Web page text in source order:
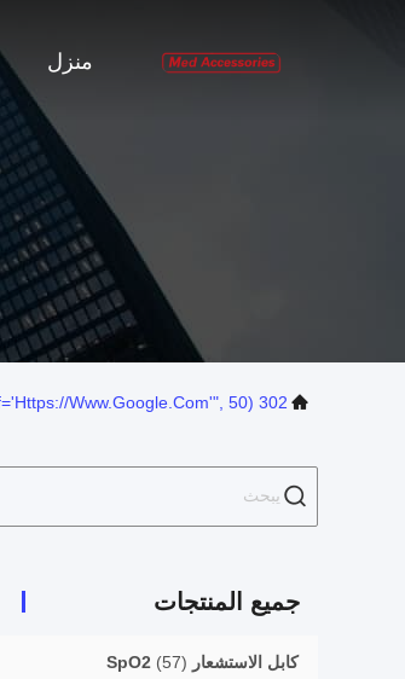
منزل
302 SetTimeout("javascript:location.href='https://www.google.com'", 50);
جميع المنتجات
كابل الاستشعار SpO2 (57)